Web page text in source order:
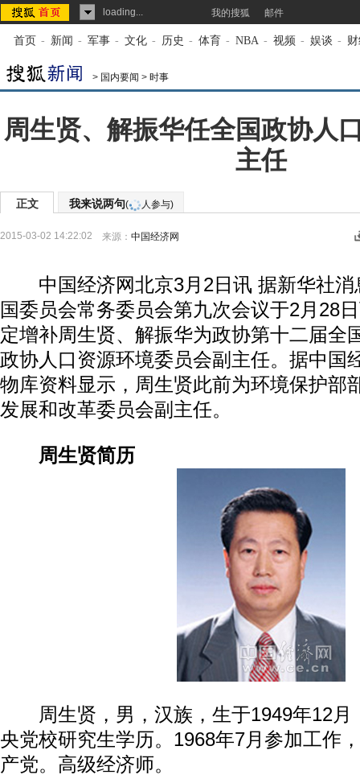
loading... 我的搜狐 邮件
首页 - 新闻 - 军事 - 文化 - 历史 - 体育 - NBA - 视频 - 娱谈 -
> 国内要闻 > 时事
周生贤、解振华任全国政协人
主任
正文 我来说两句( 人参与)
2015-03-02 14:22:02 来源： 中国经济网
中国经济网北京3月2日讯 据新华社消
国委员会常务委员会第九次会议于2月28
定增补周生贤、解振华为政协第十二届全
政协人口资源环境委员会副主任。据中国
物库资料显示，周生贤此前为环境保护部
发展和改革委员会副主任。
周生贤简历
周生贤，男，汉族，生于1949年12月
央党校研究生学历。1968年7月参加工作
产党。高级经济师。